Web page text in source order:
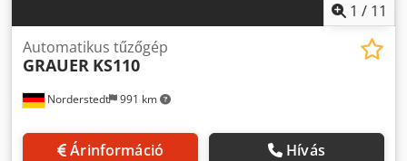
1 / 11
Norderstedt 991 km
Automatikus tűzőgép
GRAUER KS110
Árinformáció Hívás